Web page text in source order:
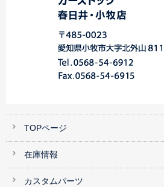
TOPページ
在庫情報
カスタムパーツ